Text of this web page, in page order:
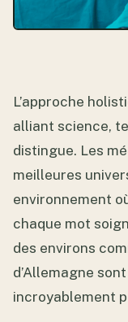
L’approche
alliant science,
distingue. Les
meilleures
environnement
chaque mot
des environs
d’Allemagne
incroyablement